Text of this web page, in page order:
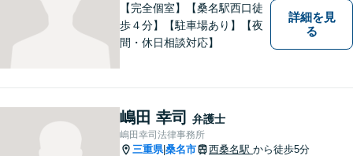
【完全個室】【桑名駅西口徒
歩４分】【駐車場あり】【夜
間・休日相談対応】
詳細を見
る
嶋田 幸司 弁護士
嶋田幸司法律事務所
三重県|桑名市 西桑名駅 から徒歩5分